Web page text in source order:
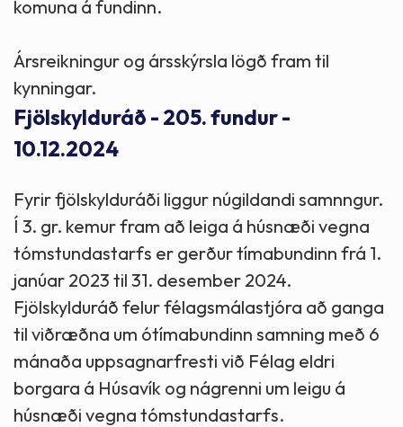
komuna á fundinn.
Ársreikningur og ársskýrsla lögð fram til
kynningar.
Fjölskylduráð - 205. fundur -
10.12.2024
Fyrir fjölskylduráði liggur núgildandi samnngur.
Í 3. gr. kemur fram að leiga á húsnæði vegna
tómstundastarfs er gerður tímabundinn frá 1.
janúar 2023 til 31. desember 2024.
Fjölskylduráð felur félagsmálastjóra að ganga
til viðræðna um ótímabundinn samning með 6
mánaða uppsagnarfresti við Félag eldri
borgara á Húsavík og nágrenni um leigu á
húsnæði vegna tómstundastarfs.